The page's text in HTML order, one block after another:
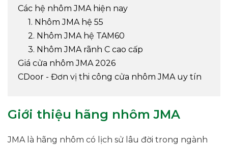
Các hệ nhôm JMA hiện nay
1. Nhôm JMA hệ 55
2. Nhôm JMA hệ TAM60
3. Nhôm JMA rãnh C cao cấp
Giá cửa nhôm JMA 2026
CDoor - Đơn vị thi công cửa nhôm JMA uy tín
Giới thiệu hãng nhôm JMA
JMA là hãng nhôm có lịch sử lâu đời trong ngành